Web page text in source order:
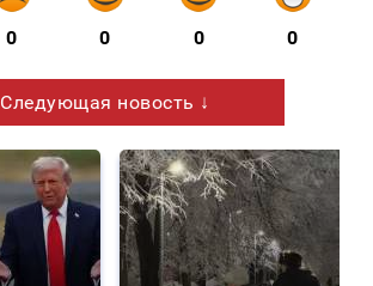
0 0 0 0
Следующая новость ↓